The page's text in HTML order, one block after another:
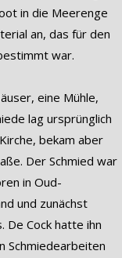
in die Meerenge
an, das für den
war.
eine Mühle,
lag ursprünglich
bekam aber
Der Schmied war
in Oud-
und zunächst
De Cock hatte ihn
Schmiedearbeiten